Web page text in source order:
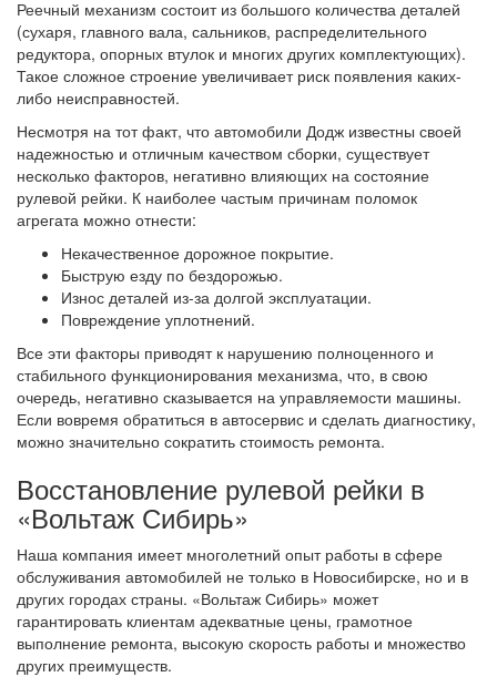
Реечный механизм состоит из большого количества деталей
(сухаря, главного вала, сальников, распределительного
редуктора, опорных втулок и многих других комплектующих).
Такое сложное строение увеличивает риск появления каких-
либо неисправностей.
Несмотря на тот факт, что автомобили Додж известны своей
надежностью и отличным качеством сборки, существует
несколько факторов, негативно влияющих на состояние
рулевой рейки. К наиболее частым причинам поломок
агрегата можно отнести:
Некачественное дорожное покрытие.
Быструю езду по бездорожью.
Износ деталей из-за долгой эксплуатации.
Повреждение уплотнений.
Все эти факторы приводят к нарушению полноценного и
стабильного функционирования механизма, что, в свою
очередь, негативно сказывается на управляемости машины.
Если вовремя обратиться в автосервис и сделать диагностику,
можно значительно сократить стоимость ремонта.
Восстановление рулевой рейки в
«Вольтаж Сибирь»
Наша компания имеет многолетний опыт работы в сфере
обслуживания автомобилей не только в Новосибирске, но и в
других городах страны. «Вольтаж Сибирь» может
гарантировать клиентам адекватные цены, грамотное
выполнение ремонта, высокую скорость работы и множество
других преимуществ.